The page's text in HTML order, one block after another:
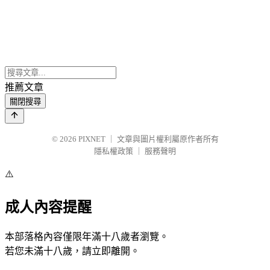
推薦文章
關閉搜尋
© 2026 PIXNET
文章與圖片權利屬原作者所有
隱私權政策
服務聲明
⚠️
成人內容提醒
本部落格內容僅限年滿十八歲者瀏覽。
若您未滿十八歲，請立即離開。